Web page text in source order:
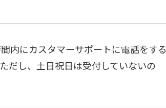
内にカスタマーサポートに電話をする
だし、土日祝日は受付していないの